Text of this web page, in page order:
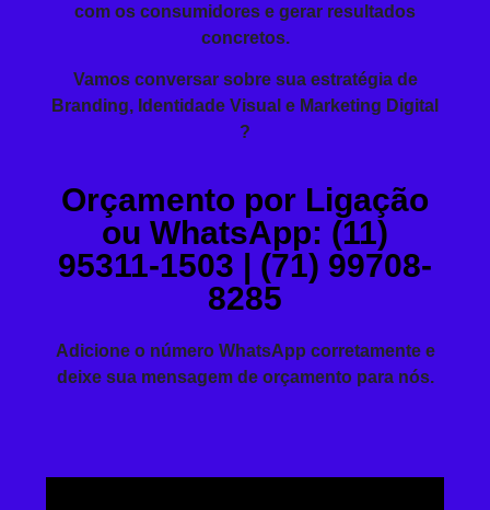
com os consumidores e gerar resultados
concretos.
Vamos conversar sobre sua estratégia de
Branding, Identidade Visual e Marketing Digital
?
Orçamento por Ligação
ou WhatsApp: (11)
95311-1503 | (71) 99708-
8285
Adicione o número WhatsApp corretamente e
deixe sua mensagem de orçamento para nós.